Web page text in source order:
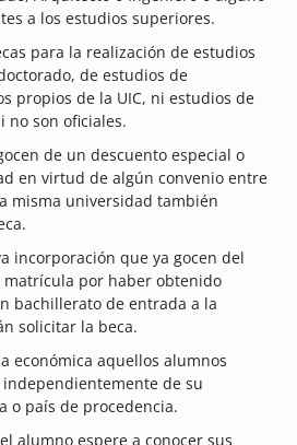
a los estudios superiores.
para la realización de estudios
de estudios de
propios de la UIC, ni estudios de
no son oficiales.
de un descuento especial o
en virtud de algún convenio entre
misma universidad también
incorporación que ya gocen del
por haber obtenido
bachillerato de entrada a la
solicitar la beca.
económica aquellos alumnos
independientemente de su
o país de procedencia.
alumno espere a conocer sus